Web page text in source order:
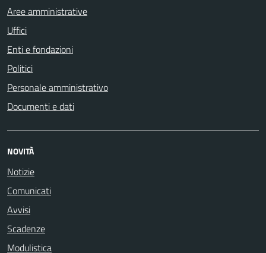
Aree amministrative
Uffici
Enti e fondazioni
Politici
Personale amministrativo
Documenti e dati
NOVITÀ
Notizie
Comunicati
Avvisi
Scadenze
Modulistica